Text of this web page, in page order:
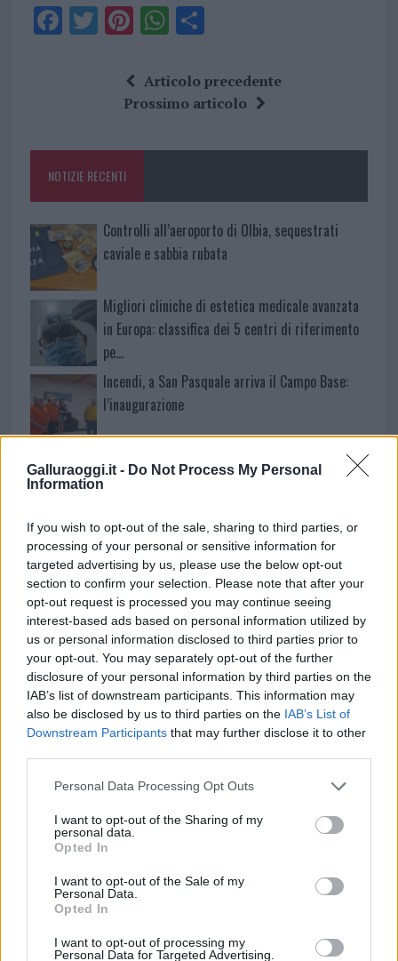
Galluraoggi.it - Do Not Process My Personal
Information
If you wish to opt-out of the sale, sharing to third parties, or
processing of your personal or sensitive information for
targeted advertising by us, please use the below opt-out
section to confirm your selection. Please note that after your
opt-out request is processed you may continue seeing
interest-based ads based on personal information utilized by
us or personal information disclosed to third parties prior to
your opt-out. You may separately opt-out of the further
disclosure of your personal information by third parties on the
IAB’s list of downstream participants. This information may
also be disclosed by us to third parties on the IAB’s List of
Downstream Participants that may further disclose it to other
Please note that this website/app uses one or more Google
not limited to your visit or usage behaviour. You may click to
grant or deny consent to Google and its third-party tags to
use your data for below specified purposes in below Google
consent section.
Personal Data Processing Opt Outs
I want to opt-out of the Sharing of my
personal data.
Opted In
I want to opt-out of the Sale of my
Personal Data.
Opted In
I want to opt-out of processing my
Personal Data for Targeted Advertising.
F
o
k
T Pi
te
re
W
at
s
p
S
a
re
Articolo precedente
Prossimo articolo
NOTIZIE RECENTI
Controlli all’aeroporto di Olbia, sequestrati
caviale e sabbia rubata
Migliori cliniche di estetica medicale avanzata
in Europa: classifica dei 5 centri di riferimento
pe…
Incendi, a San Pasquale arriva il Campo Base:
l’inaugurazione
partecipazione per il suo racconto
Calangianus, allarme sul centro accoglienza
minori, Albieri: “Episodi gravissimi”
Gallura, finti clienti svuotano le suite: furto da
50mila nel resort
Meteo Olbia 7 agosto, sole e caldo tornano
protagonisti